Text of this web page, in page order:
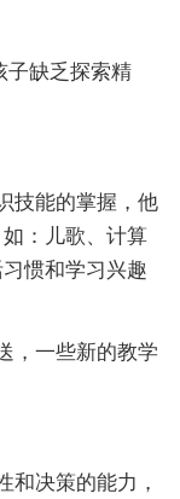
缺乏探索精
能的掌握，他
：儿歌、计算
惯和学习兴趣
一些新的教学
决策的能力，